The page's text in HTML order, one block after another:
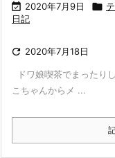
 2020年7月9日 
日記
 2020年7月18日
ドワ娘喫茶でまったり
こちゃんからメ ...